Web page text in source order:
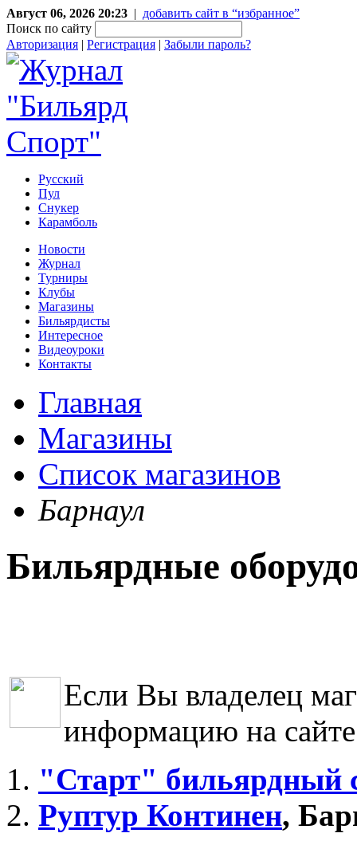
Август 06, 2026 20:23 | добавить сайт в “избранное”
Поиск по сайту
Авторизация | Регистрация | Забыли пароль?
Русский
Пул
Снукер
Карамболь
Новости
Журнал
Турниры
Клубы
Магазины
Бильярдисты
Интересное
Видеоуроки
Контакты
Главная
Магазины
Список магазинов
Барнаул
Бильярдные
Если Вы владелец
информацию на
"Старт" бильярдный
Руптур Континен,